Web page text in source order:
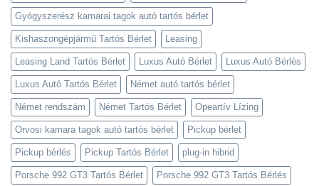
Gyógyszerész kamarai tagok autó tartós bérlet
Kishaszongépjármű Tartós Bérlet Leasing
Leasing Land Tartós Bérlet Luxus Autó Bérlet Luxus Autó Bérlés
Luxus Autó Tartós Bérlet Német autó tartós bérlet
Német rendszám Német Tartós Bérlet Opeartív Lízing
Orvosi kamara tagok autó tartós bérlet Pickup bérlet
Pickup bérlés Pickup Tartós Bérlet plug-in hibrid
Porsche 992 GT3 Tartós Bérlet Porsche 992 GT3 Tartós Bérlés